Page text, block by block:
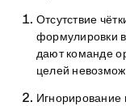
Отсутствие
формулировки
дают команде
целей
Игнорирование